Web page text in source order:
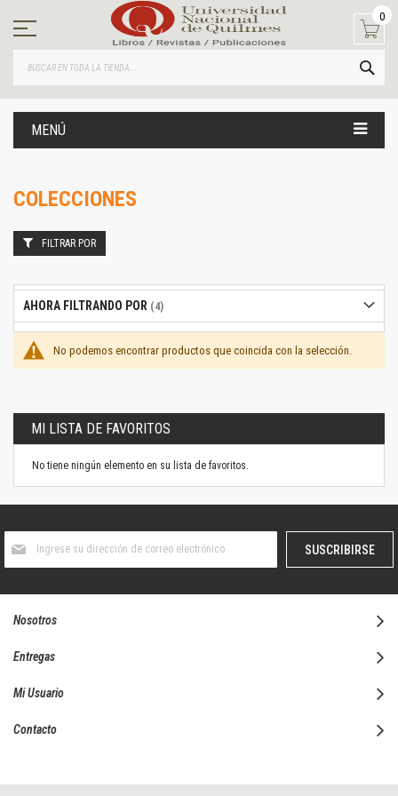
contenido
0
MENÚ
COLECCIONES
No podemos encontrar productos que coincida con la selección.
FILTRAR POR
AHORA FILTRANDO POR
MI LISTA DE FAVORITOS
No tiene ningún elemento en su lista de favoritos.
boletín
SUSCRIBIRSE
Nosotros
Entregas
Mi Usuario
Contacto